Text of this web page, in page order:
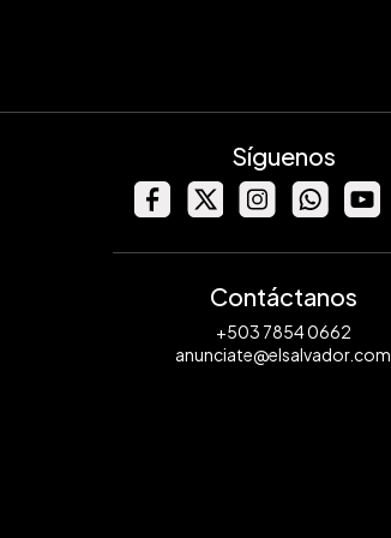
Síguenos
Contáctanos
+503 7854 0662
anunciate@elsalvador.com